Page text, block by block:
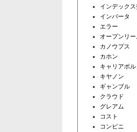
インデック
インバータ
エラー
オープンリ
カノウプス
カホン
キャリアポル
キヤノン
ギャンブル
クラウド
グレアム
コスト
コンビニ